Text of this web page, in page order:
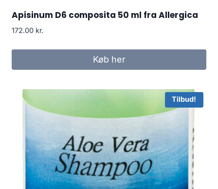
Apisinum D6 composita 50 ml fra Allergica
172.00 kr.
Køb her
Tilbud!